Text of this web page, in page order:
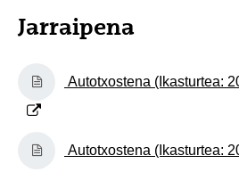
Jarraipena
(Beste leiho bat zabalduko
Autotxostena (Ikasturtea:
(Beste leiho bat zabalduko
Autotxostena (Ikasturtea: